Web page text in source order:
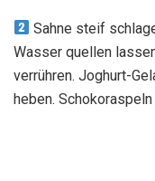
Sahne steif
Wasser quellen
verrühren. Joghurt-
heben. Schokoraspeln